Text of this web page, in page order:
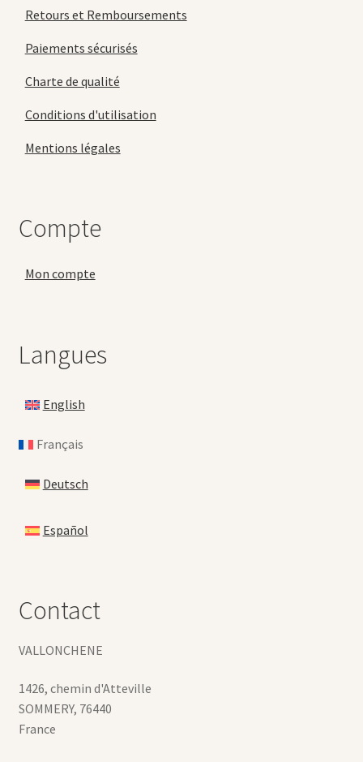
Retours et Remboursements
Paiements sécurisés
Charte de qualité
Conditions d'utilisation
Mentions légales
Compte
Mon compte
Langues
English
Français
Deutsch
Español
Contact
VALLONCHENE
1426, chemin d'Atteville
SOMMERY, 76440
France